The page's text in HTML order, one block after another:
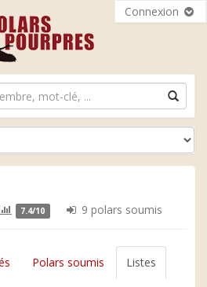
Connexion
7.4/10 9 polars soumis
Polars soumis Listes